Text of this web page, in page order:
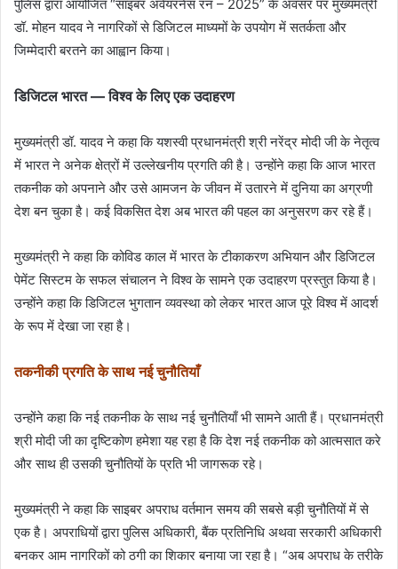
पुलिस द्वारा आयोजित “साइबर अवेयरनेस रन – 2025” के अवसर पर मुख्यमंत्री
डॉ. मोहन यादव ने नागरिकों से डिजिटल माध्यमों के उपयोग में सतर्कता और
जिम्मेदारी बरतने का आह्वान किया।
डिजिटल भारत — विश्व के लिए एक उदाहरण
मुख्यमंत्री डॉ. यादव ने कहा कि यशस्वी प्रधानमंत्री श्री नरेंद्र मोदी जी के नेतृत्व
में भारत ने अनेक क्षेत्रों में उल्लेखनीय प्रगति की है। उन्होंने कहा कि आज भारत
तकनीक को अपनाने और उसे आमजन के जीवन में उतारने में दुनिया का अग्रणी
देश बन चुका है। कई विकसित देश अब भारत की पहल का अनुसरण कर रहे हैं।
मुख्यमंत्री ने कहा कि कोविड काल में भारत के टीकाकरण अभियान और डिजिटल
पेमेंट सिस्टम के सफल संचालन ने विश्व के सामने एक उदाहरण प्रस्तुत किया है।
उन्होंने कहा कि डिजिटल भुगतान व्यवस्था को लेकर भारत आज पूरे विश्व में आदर्श
के रूप में देखा जा रहा है।
तकनीकी प्रगति के साथ नई चुनौतियाँ
उन्‍होंने कहा कि नई तकनीक के साथ नई चुनौतियाँ भी सामने आती हैं। प्रधानमंत्री
श्री मोदी जी का दृष्टिकोण हमेशा यह रहा है कि देश नई तकनीक को आत्मसात करे
और साथ ही उसकी चुनौतियों के प्रति भी जागरूक रहे।
मुख्‍यमंत्री ने कहा कि साइबर अपराध वर्तमान समय की सबसे बड़ी चुनौतियों में से
एक है। अपराधियों द्वारा पुलिस अधिकारी, बैंक प्रतिनिधि अथवा सरकारी अधिकारी
बनकर आम नागरिकों को ठगी का शिकार बनाया जा रहा है। “अब अपराध के तरीके